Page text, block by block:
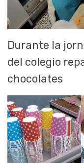
Durante la
del colegio
chocolates